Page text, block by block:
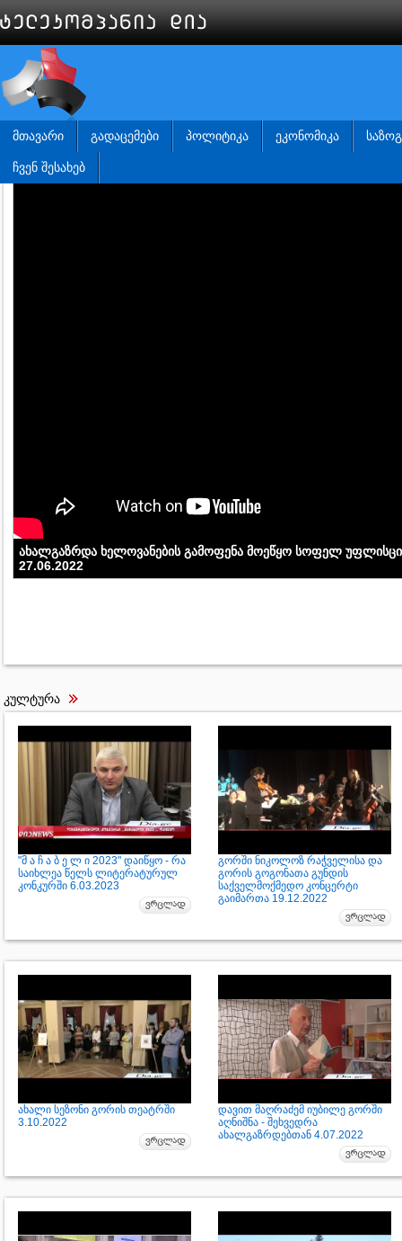
ᲛᲗᲐᲕᲐᲠᲘ ᲒᲐᲓᲐᲪᲔᲛᲔᲑᲘ ᲞᲝᲚᲘᲢᲘᲙᲐ ᲔᲙᲝᲜᲝᲛᲘᲙᲐ
ᲩᲕᲔᲜ ᲨᲔᲡᲐᲮᲔᲑ
ახალგაზრდა ხელოვანების გამოფენა მოეწყო სოფელ
27.06.2022
კულტურა
"მ ა ჩ ა ბ ე ლ ი 2023" დაიწყო - რა
საიხლეა წელს ლიტერატურულ
კონკურში 6.03.2023
გორში ნიკოლოზ რაჭველისა და
გორის გოგონათა გუნდის
საქველმოქმედო კონცერტი
გაიმართა 19.12.2022
ახალი სეზონი გორის თეატრში
3.10.2022
დავით მაღრაძემ იუბილე გორში
აღნიშნა - შეხვედრა
ახალგაზრდებთან 4.07.2022